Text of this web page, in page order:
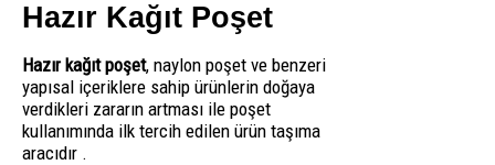
Hazır Kağıt Poşet
Hazır kağıt poşet, naylon poşet ve benzeri
yapısal içeriklere sahip ürünlerin doğaya
verdikleri zararın artması ile poşet
kullanımında ilk tercih edilen ürün taşıma
aracıdır .